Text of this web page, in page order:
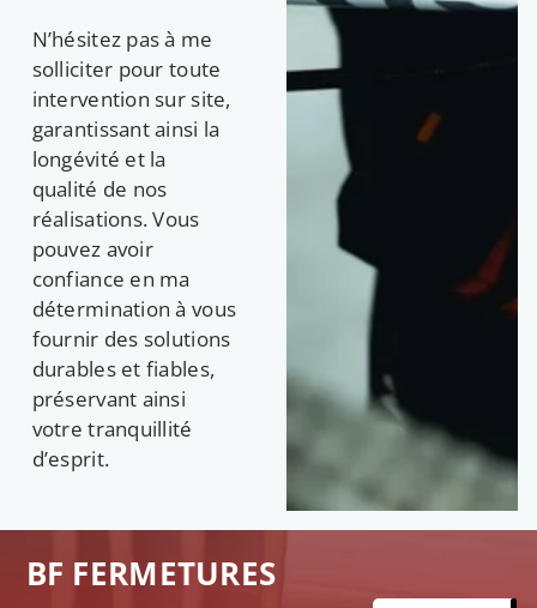
N’hésitez pas à me
solliciter pour toute
intervention sur site,
garantissant ainsi la
longévité et la
qualité de nos
réalisations. Vous
pouvez avoir
confiance en ma
détermination à vous
fournir des solutions
durables et fiables,
préservant ainsi
votre tranquillité
d’esprit.
BF FERMETURES